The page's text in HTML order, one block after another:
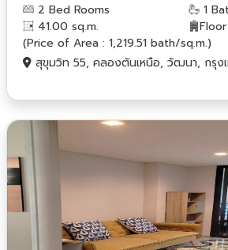
2 Bed Rooms
1
41.00 sq.m.
Floor
(Price of Area : 1,219.51 bath/sq.m.)
สุขุมวิท 55, คลองตันเหนือ, วัฒนา, กรุง